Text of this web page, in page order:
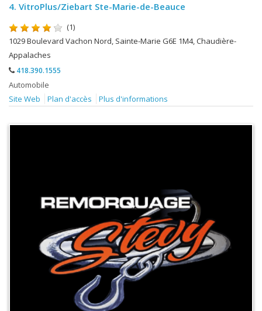
4. VitroPlus/Ziebart Ste-Marie-de-Beauce
(1)
1029 Boulevard Vachon Nord, Sainte-Marie G6E 1M4, Chaudière-
Appalaches
418.390.1555
Automobile
Site Web
Plan d'accès Plus d'informations